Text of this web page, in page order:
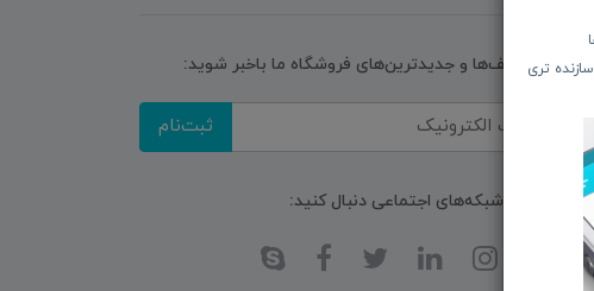
تری
از تخفیف‌ها و جدیدترین‌های فروشگاه ما باخبر شوید:
ثبت‌نام
ما را در شبکه‌های اجتماعی دنبال کنید: